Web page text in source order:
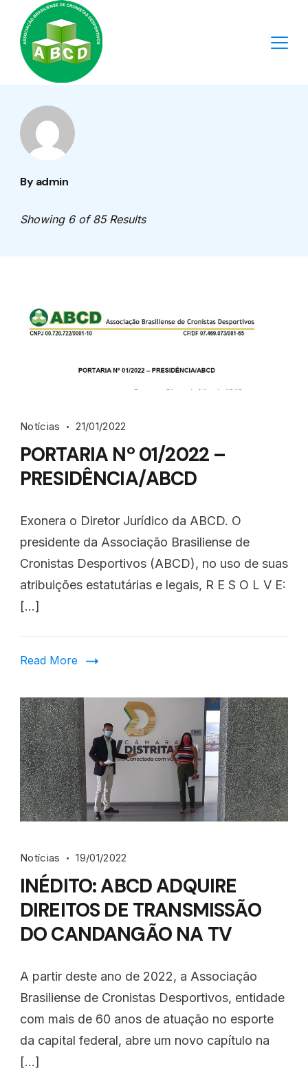
content
Minimal
Agency
By admin
Showing 6 of 85 Results
Notícias 21/01/2022
PORTARIA Nº 01/2022 –
PRESIDÊNCIA/ABCD
Exonera o Diretor Jurídico da ABCD. O
presidente da Associação Brasiliense de
Cronistas Desportivos (ABCD), no uso de suas
atribuições estatutárias e legais, R E S O L V E:
[…]
Read More
Notícias 19/01/2022
INÉDITO: ABCD ADQUIRE
DIREITOS DE TRANSMISSÃO
DO CANDANGÃO NA TV
A partir deste ano de 2022, a Associação
Brasiliense de Cronistas Desportivos, entidade
com mais de 60 anos de atuação no esporte
da capital federal, abre um novo capítulo na
[…]